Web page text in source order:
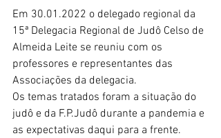
Em 30.01.2022 o delegado regional da
15ª Delegacia Regional de Judô Celso de
Almeida Leite se reuniu com os
professores e representantes das
Associações da delegacia.
Os temas tratados foram a situação do
judô e da F.P.Judô durante a pandemia e
as expectativas daqui para a frente.